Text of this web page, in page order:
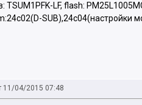
TSUM1PFK-LF, flash:
SUB),24c04(настройки
11/04/2015 07:48